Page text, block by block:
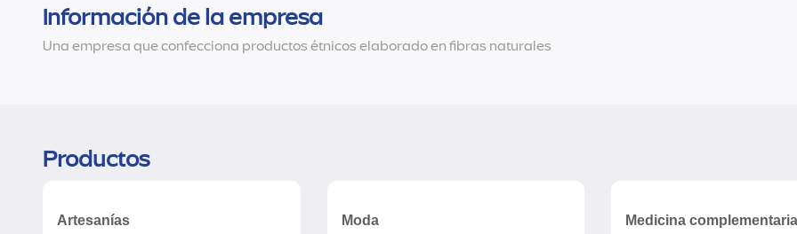
Información de la empresa
Una empresa que confecciona productos étnicos elaborado en fibras naturales
Productos
Artesanías Moda Medicina complementaria